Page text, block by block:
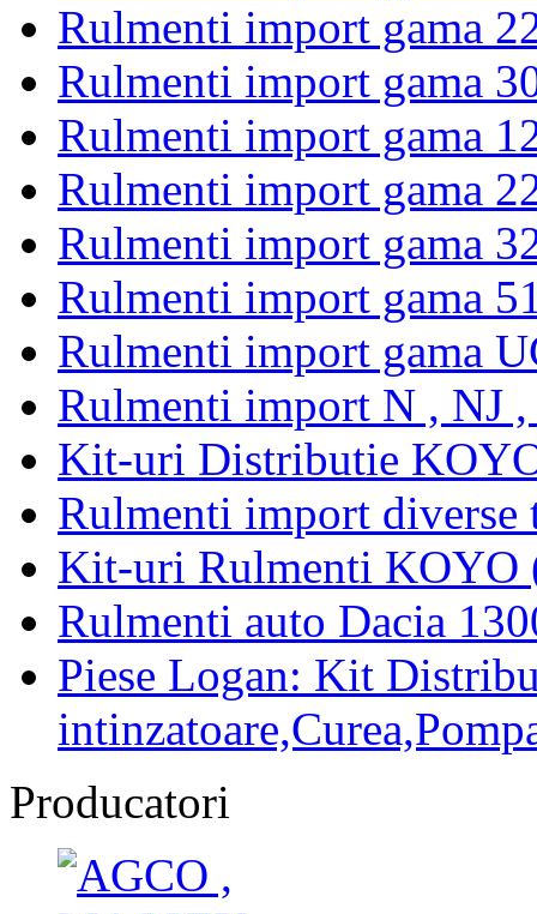
Rulmenti import gama
Rulmenti import gama
Rulmenti import gama
Rulmenti import gama
Rulmenti import gama
Rulmenti import gama
Rulmenti import gama
Rulmenti import N , NJ
Kit-uri Distributie
Rulmenti import
Kit-uri Rulmenti KOYO
Rulmenti auto Dacia
Piese Logan: Kit
Producatori